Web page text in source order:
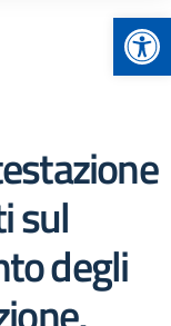
sul
degli